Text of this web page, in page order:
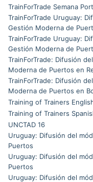
TrainForTrade Semana
TrainForTrade Uruguay:
Gestión Moderna de
TrainForTrade Uruguay:
Gestión Moderna de
TrainForTrade: Difusión
Moderna de Puertos en
TrainForTrade: Difusión
Moderna de Puertos en
Training of Trainers
Training of Trainers
UNCTAD 16
Uruguay: Difusión del
Puertos
Uruguay: Difusión del
Puertos
Uruguay: Difusión del